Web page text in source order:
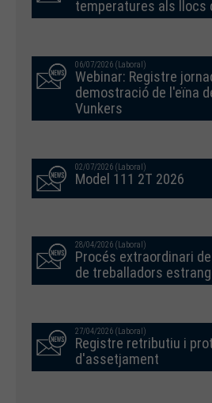
temperatures als llocs
06/07/2026 (Laboral)
Webinar: Registre
demostració de l'eïna
Vunkers
02/07/2026 (Laboral)
Model 111 2T 2026
28/04/2026 (Laboral)
Procés extraordinari
de treballadors
27/04/2026 (Laboral)
Registre retributiu i
d'assetjament